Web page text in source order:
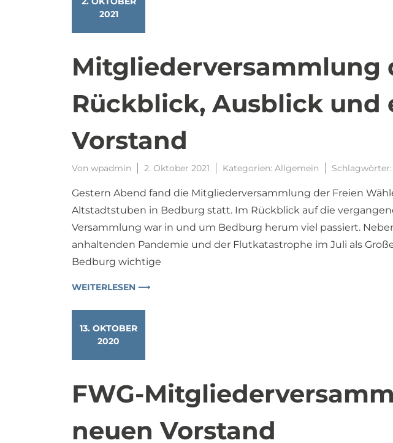
2021
Mitgliederversammlung
Rückblick, Ausblick und
Vorstand
Von wpadmin 2. Oktober 2021 Kategorien: Allgemein Schlagwörter:
Gestern Abend fand die Mitgliederversammlung der Freien
Altstadtstuben in Bedburg statt. Im Rückblick auf die
Versammlung war in und um Bedburg herum viel passiert.
anhaltenden Pandemie und der Flutkatastrophe im Juli als
Bedburg wichtige
WEITERLESEN ⟶
13. OKTOBER
2020
FWG-
neuen Vorstand